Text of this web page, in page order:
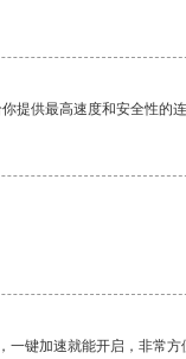
提供最高速度和安全性的
键加速就能开启，非常方